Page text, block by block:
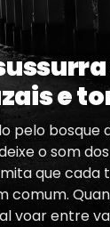
e
pelo bosque
o som
que cada
comum.
voar entre